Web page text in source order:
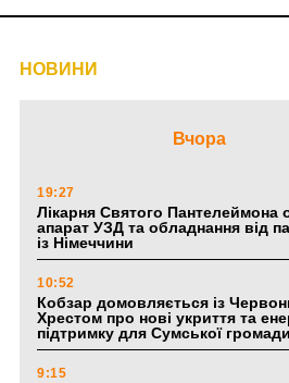
НОВИНИ
Вчора
19:27
Лікарня Святого Пантелеймона
апарат УЗД та обладнання від
із Німеччини
10:52
Кобзар домовляється із
Хрестом про нові укриття та
підтримку для Сумської громади
9:15